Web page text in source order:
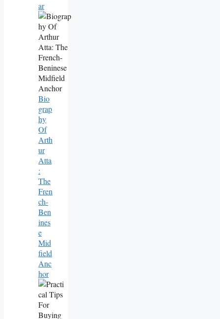
Ar
Bio
Grap
Hy
Of
Arth
Ur
Atta
:
The
Fren
Ch-
Ben
Ines
E
Mid
Field
Anc
Hor